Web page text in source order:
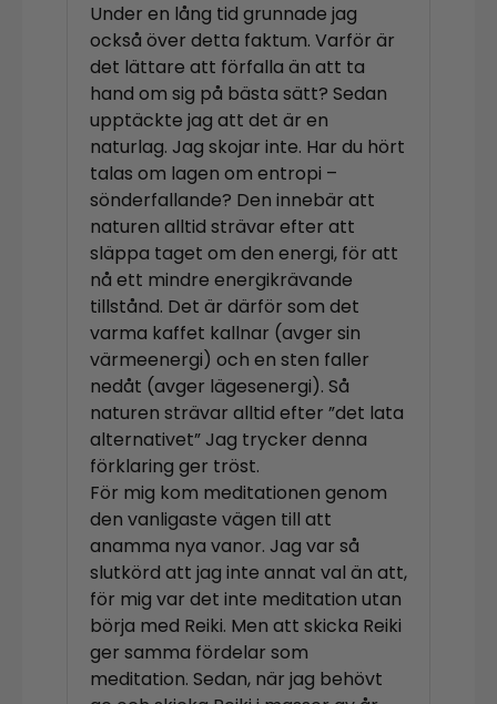
Under en lång tid grunnade jag
också över detta faktum. Varför är
det lättare att förfalla än att ta
hand om sig på bästa sätt? Sedan
upptäckte jag att det är en
naturlag. Jag skojar inte. Har du hört
talas om lagen om entropi –
sönderfallande? Den innebär att
naturen alltid strävar efter att
släppa taget om den energi, för att
nå ett mindre energikrävande
tillstånd. Det är därför som det
varma kaffet kallnar (avger sin
värmeenergi) och en sten faller
nedåt (avger lägesenergi). Så
naturen strävar alltid efter ”det lata
alternativet” Jag trycker denna
förklaring ger tröst.
För mig kom meditationen genom
den vanligaste vägen till att
anamma nya vanor. Jag var så
slutkörd att jag inte annat val än att,
för mig var det inte meditation utan
börja med Reiki. Men att skicka Reiki
ger samma fördelar som
meditation. Sedan, när jag behövt